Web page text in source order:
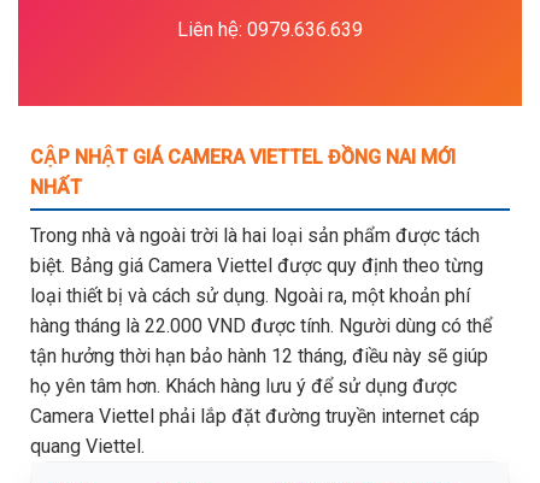
Liên hệ: 0979.636.639
CẬP NHẬT GIÁ CAMERA VIETTEL ĐỒNG NAI MỚI
NHẤT
Trong nhà và ngoài trời là hai loại sản phẩm được tách
biệt. Bảng giá Camera Viettel được quy định theo từng
loại thiết bị và cách sử dụng. Ngoài ra, một khoản phí
hàng tháng là 22.000 VND được tính. Người dùng có thể
tận hưởng thời hạn bảo hành 12 tháng, điều này sẽ giúp
họ yên tâm hơn. Khách hàng lưu ý để sử dụng được
Camera Viettel phải lắp đặt đường truyền internet cáp
quang Viettel.